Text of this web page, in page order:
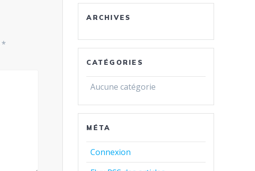
*
ARCHIVES
CATÉGORIES
Aucune catégorie
MÉTA
Connexion